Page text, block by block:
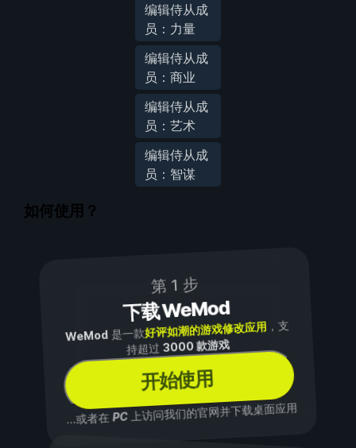
编辑侍从成
员：力量
编辑侍从成
员：商业
编辑侍从成
员：艺术
编辑侍从成
员：智谋
如何使用？
第 1 步
下载 WeMod
WeMod是一款好评如潮的游戏修改应用 ，支
持超过3000 款游戏
开始使用
...或者在PC上访问我们的官网并下载桌面应用